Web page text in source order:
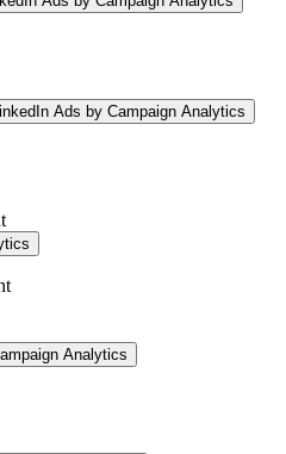
LinkedIn Ads by Campaign Analytics
Analytics